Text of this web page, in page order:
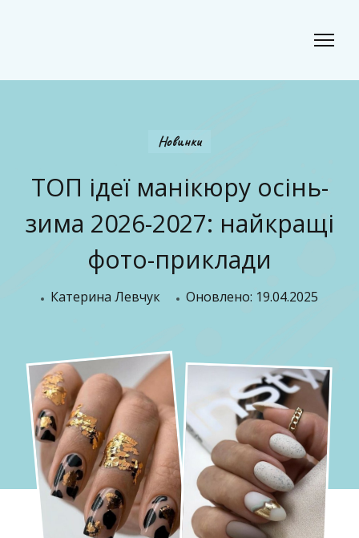
Новинки
ТОП ідеї манікюру осінь-
зима 2026-2027: найкращі
фото-приклади
Катерина Левчук Оновлено: 19.04.2025